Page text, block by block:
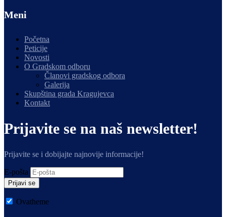
Meni
Početna
Peticije
Novosti
O Gradskom odboru
Članovi gradskog odbora
Galerija
Skupština grada Kragujevca
Kontakt
Prijavite se na naš newsletter!
Prijavite se i dobijajte najnovije informacije!
E-pošta
Prijavi se
Ovatheme